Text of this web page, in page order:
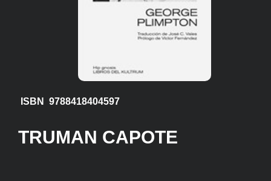
ISBN 9788418404597
TRUMAN CAPOTE